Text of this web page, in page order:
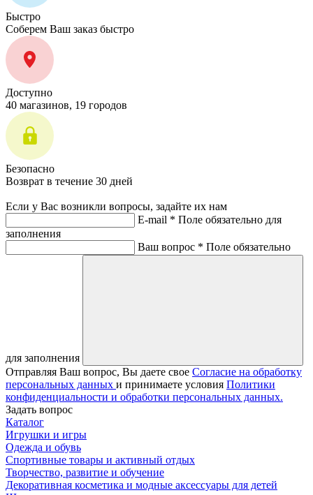
Быстро
Соберем Ваш заказ быстро
Доступно
40 магазинов, 19 городов
Безопасно
Возврат в течение 30 дней
Если у Вас возникли вопросы, задайте их нам
E-mail * Поле обязательно для
заполнения
Ваш вопрос * Поле обязательно
для заполнения
Отправляя Ваш вопрос, Вы даете свое Согласие на обработку
персональных данных и принимаете условия Политики
конфиденциальности и обработки персональных данных.
Задать вопрос
Каталог
Игрушки и игры
Одежда и обувь
Спортивные товары и активный отдых
Творчество, развитие и обучение
Декоративная косметика и модные аксессуары для детей